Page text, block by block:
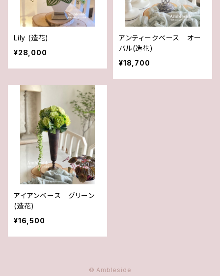
Lily (造花)
¥28,000
アンティークベース オー
バル(造花)
¥18,700
アイアンベース グリーン
(造花)
¥16,500
© Ambleside